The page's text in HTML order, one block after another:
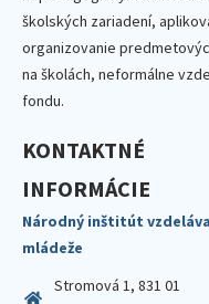
školských zariadení,
organizovanie
na školách, neformálne
fondu.
KONTAKTNÉ
INFORMÁCIE
Národný inštitút
mládeže
Stromová 1, 831 01